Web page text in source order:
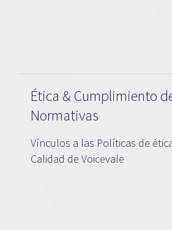
Ética & Cumplimiento
Normativas
Vínculos a las Políticas de
Calidad de Voicevale